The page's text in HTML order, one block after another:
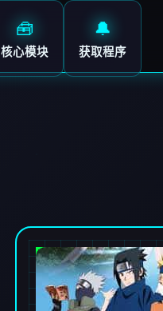
🧰
核心模块
🔔
获取程序